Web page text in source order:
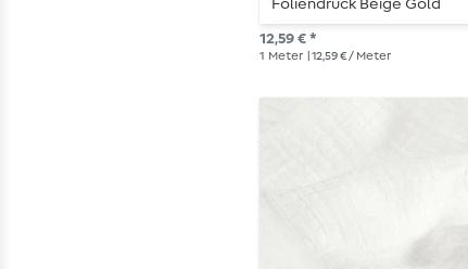
Foliendruck Beige Gold
12,59 € *
1 Meter | 12,59 € / Meter